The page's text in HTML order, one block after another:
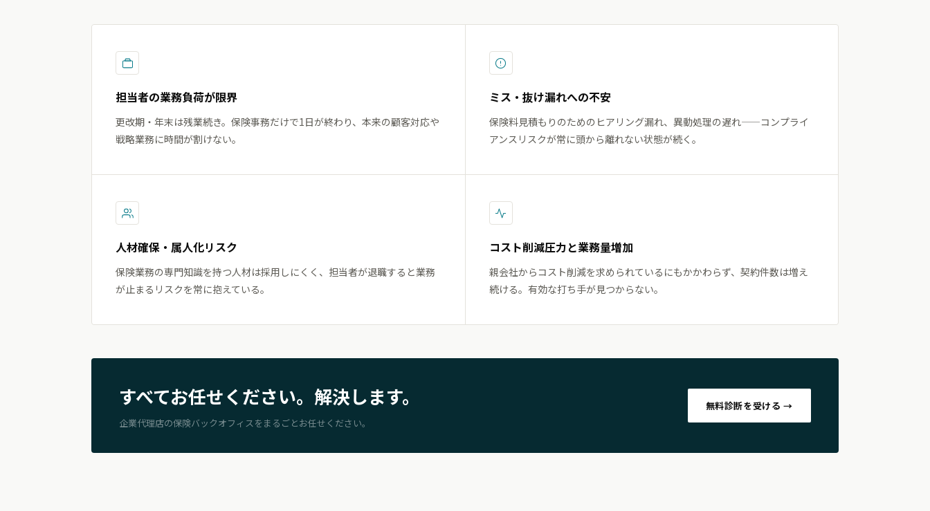
担当者の業務負荷が限界
更改期・年末は残業続き。保険事務だけで1日が終わり、本来の顧客対応や
戦略業務に時間が割けない。
ミス・抜け漏れへの不安
保険料見積もりのためのヒアリング漏れ、異動処理の遅れ——コンプライ
アンスリスクが常に頭から離れない状態が続く。
人材確保・属人化リスク
保険業務の専門知識を持つ人材は採用しにくく、担当者が退職すると業務
が止まるリスクを常に抱えている。
コスト削減圧力と業務量増加
親会社からコスト削減を求められているにもかかわらず、契約件数は増え
続ける。有効な打ち手が見つからない。
すべてお任せください。解決します。
企業代理店の保険バックオフィスをまるごとお任せください。
無料診断を受ける →